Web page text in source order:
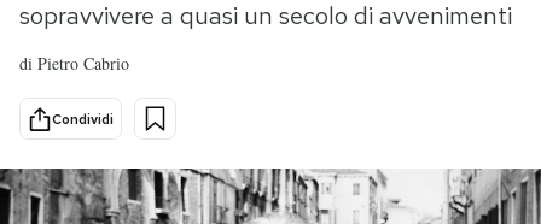
Scienza
Cultura
Economia
Sport
Media
sopravvivere a quasi un secolo di avvenimenti
di Pietro Cabrio
Condividi